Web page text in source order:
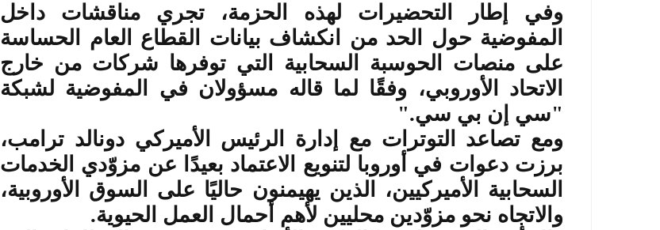
وفي إطار التحضيرات لهذه الحزمة، تجري مناقشات داخل
المفوضية حول الحد من انكشاف بيانات القطاع العام الحساسة
على منصات الحوسبة السحابية التي توفرها شركات من خارج
الاتحاد الأوروبي، وفقًا لما قاله مسؤولان في المفوضية لشبكة
"سي إن بي سي".
ومع تصاعد التوترات مع إدارة الرئيس الأميركي دونالد ترامب،
برزت دعوات في أوروبا لتنويع الاعتماد بعيدًا عن مزوّدي الخدمات
السحابية الأميركيين، الذين يهيمنون حاليًا على السوق الأوروبية،
والاتجاه نحو مزوّدين محليين لأهم أحمال العمل الحيوية.